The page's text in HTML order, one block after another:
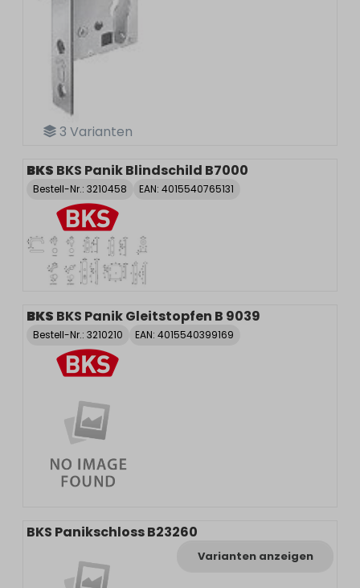
3 Varianten
BKS BKS Panik Blindschild B7000
Bestell-Nr.: 3210458 EAN: 4015540765131
BKS BKS Panik Gleitstopfen B 9039
Bestell-Nr.: 3210210 EAN: 4015540399169
BKS Panikschloss B23260
Varianten anzeigen